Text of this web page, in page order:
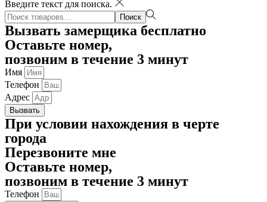
Введите текст для поиска.
Поиск:>
Поиск
Вызвать замерщика бесплатно
Оставьте номер,
позвоним в течение 3 минут
Имя
Телефон
Адрес
Вызвать
При условии нахождения в черте
города
Перезвоните мне
Оставьте номер,
позвоним в течение 3 минут
Телефон